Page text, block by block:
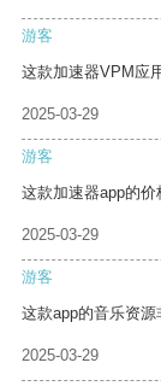
游客
这款加速器VPM应
2025-03-29
游客
这款加速器app的价
2025-03-29
游客
这款app的音乐资源
2025-03-29